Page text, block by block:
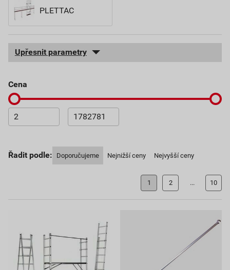
PLETTAC
Upřesnit parametry
cena
Řadit podle: Doporučujeme Nejnižší ceny Nejvyšší ceny
1 2 ... 10